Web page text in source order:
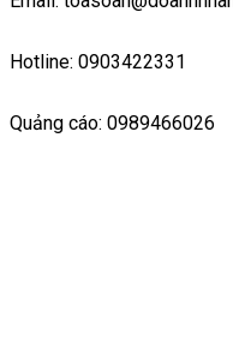
Hotline: 0903422331
Quảng cáo: 0989466026